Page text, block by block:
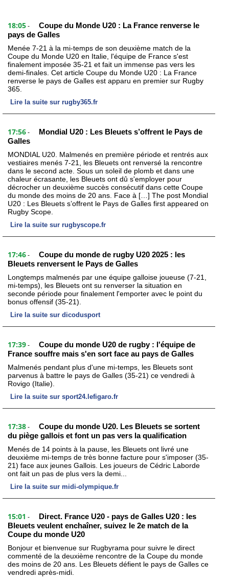
18:05 -
Coupe du Monde U20 : La France renverse le
pays de Galles
Menée 7-21 à la mi-temps de son deuxième match de la
Coupe du Monde U20 en Italie, l'équipe de France s'est
finalement imposée 35-21 et fait un immense pas vers les
demi-finales. Cet article Coupe du Monde U20 : La France
renverse le pays de Galles est apparu en premier sur Rugby
365.
Lire la suite sur rugby365.fr
17:56 -
Mondial U20 : Les Bleuets s’offrent le Pays de
Galles
MONDIAL U20. Malmenés en première période et rentrés aux
vestiaires menés 7-21, les Bleuets ont renversé la rencontre
dans le second acte. Sous un soleil de plomb et dans une
chaleur écrasante, les Bleuets ont dû s'employer pour
décrocher un deuxième succès consécutif dans cette Coupe
du monde des moins de 20 ans. Face à […] The post Mondial
U20 : Les Bleuets s’offrent le Pays de Galles first appeared on
Rugby Scope.
Lire la suite sur rugbyscope.fr
17:46 -
Coupe du monde de rugby U20 2025 : les
Bleuets renversent le Pays de Galles
Longtemps malmenés par une équipe galloise joueuse (7-21,
mi-temps), les Bleuets ont su renverser la situation en
seconde période pour finalement l'emporter avec le point du
bonus offensif (35-21).
Lire la suite sur dicodusport
17:39 -
Coupe du monde U20 de rugby : l'équipe de
France souffre mais s'en sort face au pays de Galles
Malmenés pendant plus d'une mi-temps, les Bleuets sont
parvenus à battre le pays de Galles (35-21) ce vendredi à
Rovigo (Italie).
Lire la suite sur sport24.lefigaro.fr
17:38 -
Coupe du monde U20. Les Bleuets se sortent
du piège gallois et font un pas vers la qualification
Menés de 14 points à la pause, les Bleuets ont livré une
deuxième mi-temps de très bonne facture pour s'imposer (35-
21) face aux jeunes Gallois. Les joueurs de Cédric Laborde
ont fait un pas de plus vers la demi...
Lire la suite sur midi-olympique.fr
15:01 -
Direct. France U20 - pays de Galles U20 : les
Bleuets veulent enchaîner, suivez le 2e match de la
Coupe du monde U20
Bonjour et bienvenue sur Rugbyrama pour suivre le direct
commenté de la deuxième rencontre de la Coupe du monde
des moins de 20 ans. Les Bleuets défient le pays de Galles ce
vendredi après-midi.